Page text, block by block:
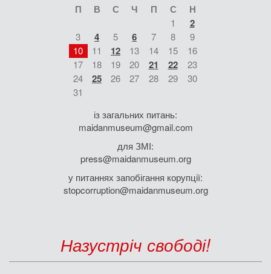
П В С Ч П С Н
1 2
3 4 5 6 7 8
9
10
11 12 13 14 15
16
17
18 19 20 21 22
23
24
25 26 27 28 29
30
31
із загальних питань:
maidanmuseum@gmail.com
для ЗМІ:
press@maidanmuseum.org
у питаннях запобігання корупції:
stopcorruption@maidanmuseum.org
Назустріч свободі!